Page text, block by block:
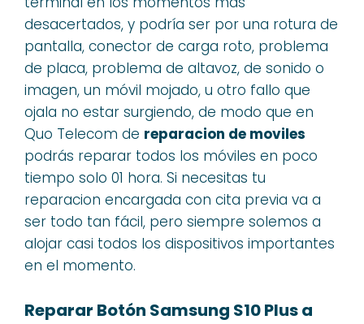
desacertados, y podría ser por una rotura de
pantalla, conector de carga roto, problema
de placa, problema de altavoz, de sonido o
imagen, un móvil mojado, u otro fallo que
ojala no estar surgiendo, de modo que en
Quo Telecom de reparacion de moviles
podrás reparar todos los móviles en poco
tiempo solo 01 hora. Si necesitas tu
reparacion encargada con cita previa va a
ser todo tan fácil, pero siempre solemos a
alojar casi todos los dispositivos importantes
en el momento.
Reparar Botón Samsung S10 Plus a